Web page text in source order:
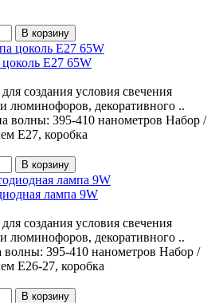
В корзину
E27 65W
создания условия свечения
люминофоров, декоративного ..
волны: 395-410 нанометров Набор /
E27, коробка
В корзину
лампа 9W
создания условия свечения
люминофоров, декоративного ..
волны: 395-410 нанометров Набор /
E26-27, коробка
В корзину